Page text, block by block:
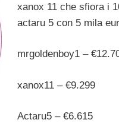
xanox 11 che sfiora i
actaru 5 con 5 mila
mrgoldenboy1 –
xanox11 – €9.299
Actaru5 – €6.615